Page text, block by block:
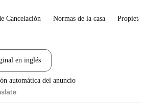
Cancelación Normas de la casa
en inglés
automática del anuncio